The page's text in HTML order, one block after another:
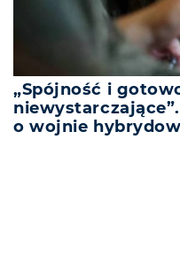
„Spójność i
o wojnie